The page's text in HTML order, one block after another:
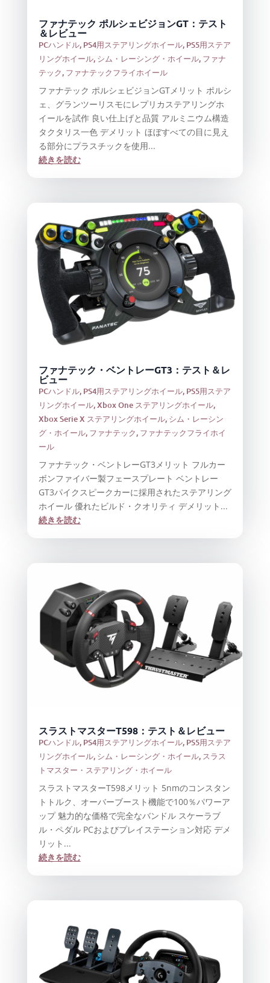
ファナテック ポルシェビジョンGT：テスト
＆レビュー
PCハンドル, PS4用ステアリングホイール, PS5用ステア
リングホイール, シム・レーシング・ホイール, ファナ
テック, ファナテックフライホイール
ファナテック ポルシェビジョンGTメリット ポルシ
ェ、グランツーリスモにレプリカステアリングホ
イールを試作 良い仕上げと品質 アルミニウム構造
タクタリス一色 デメリット ほぼすべての目に見え
る部分にプラスチックを使用...
続きを読む
ファナテック・ベントレーGT3：テスト＆レ
ビュー
PCハンドル, PS4用ステアリングホイール, PS5用ステア
リングホイール,Xbox One ステアリングホイール,
Xbox Serie X ステアリングホイール, シム・レーシン
グ・ホイール, ファナテック, ファナテックフライホイ
ール
ファナテック・ベントレーGT3メリット フルカー
ボンファイバー製フェースプレート ベントレー
GT3パイクスピークカーに採用されたステアリング
ホイール 優れたビルド・クオリティ デメリット...
続きを読む
スラストマスターT598：テスト＆レビュー
PCハンドル, PS4用ステアリングホイール, PS5用ステア
リングホイール, シム・レーシング・ホイール, スラス
トマスター・ステアリング・ホイール
スラストマスターT598メリット 5nmのコンスタン
トトルク、オーバーブースト機能で100％パワーア
ップ 魅力的な価格で完全なバンドル スケーラブ
ル・ペダル PCおよびプレイステーション対応 デメ
リット...
続きを読む